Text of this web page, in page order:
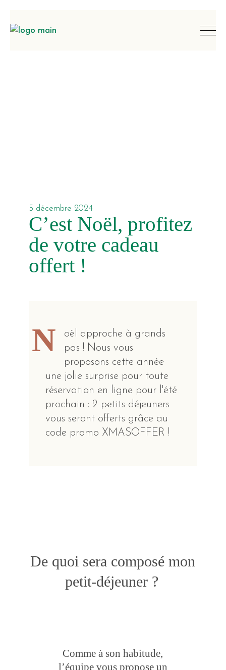
5 décembre 2024
C’est Noël, profitez
de votre cadeau
offert !
N
oël approche à grands
pas ! Nous vous
proposons cette année
une jolie surprise pour toute
réservation en ligne pour l'été
prochain : 2 petits-déjeuners
vous seront offerts grâce au
code promo XMASOFFER !
De quoi sera composé mon
petit-déjeuner ?
Comme à son habitude,
l’équipe vous propose un